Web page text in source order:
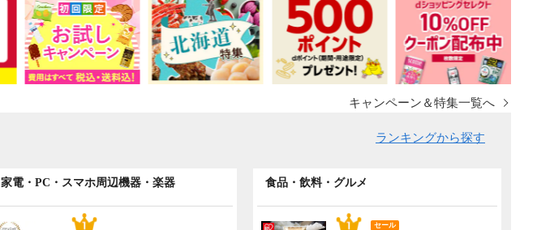
キャンペーン＆特集一覧へ
ランキングから探す
家電・PC・スマホ周辺機器・楽器 食品・飲料・グルメ
セール